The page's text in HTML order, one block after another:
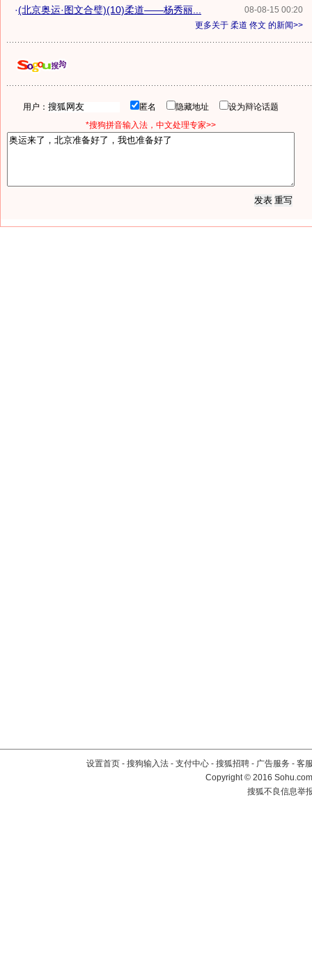
08-08-15 00:20
·(北京奥运·图文合璧)(10)柔道——杨秀丽...
更多关于 柔道 佟文 的新闻>>
用户： 匿名 隐藏地址
设为辩论话题
*搜狗拼音输入法，中文处理专家>>
设置首页 - 搜狗输入法 - 支付中心 - 搜狐招聘 - 广告服务 - 客
Copyright©2016
搜狐不良信息举